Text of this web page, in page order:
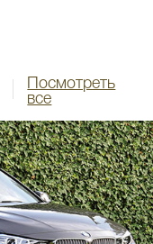
Посмотреть
все